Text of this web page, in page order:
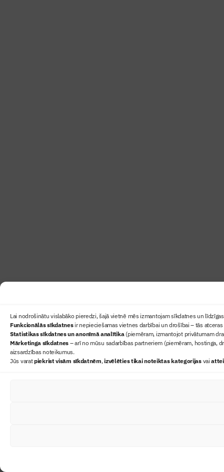
Lai nodrošinātu vislabāko pieredzi, šajā vietnē mēs izmantojam sīkdatnes un
Funkcionālās sīkdatnesir nepieciešamas vietnes darbībai un drošībai – tās
Statistikas sīkdatnes un anonīmā analītika(piemēram, izmantojot privātumam
Mārketinga sīkdatnes – arī no mūsu sadarbības partneriem (piemēram, hostinga,
aizsardzības noteikumus.
Jūs varatpiekrist visām sīkdatnēm,izvēlēties tikai noteiktas kategorijasvai